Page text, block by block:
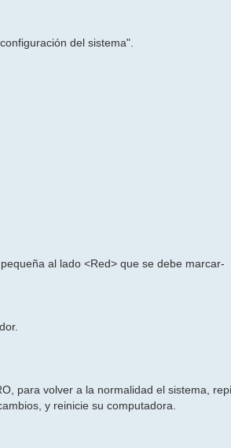
del sistema".
al lado <Red> que se debe marcar-
para volver a la normalidad el sistema,
y reinicie su computadora.